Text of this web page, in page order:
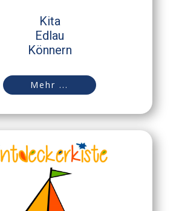
Kita
Edlau
Könnern
Mehr ...